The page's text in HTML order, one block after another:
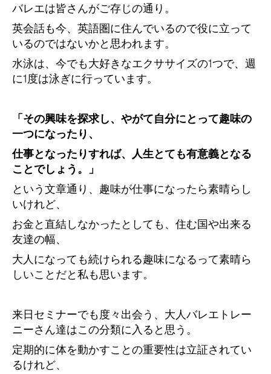
バレエは皆さんがご存じの通り。
英会話も今、英語圏に住んでいるので役に立って
いるのではないかと思われます。
水泳は、今でも大好きなエクササイズの1つで、週
に1度は泳ぎに行っています。
「その興味を探求し、やがて自分にとって趣味の
一つになったり、
仕事となったりすれば、人生とても有意義となる
ことでしょう。」
という文章通り、趣味が仕事になったら素晴らし
いけれど、
お金と直結しなかったとしても、住む国や出来る
友達の幅、
大人になっても続けられる趣味になるって素晴ら
しいことだと私も思います。
来日セミナーでも度々出会う、大人バレエトレー
ニーさん達はこの分類に入ると思う。
定期的に体を動かすことの重要性は立証されてい
るけれど、